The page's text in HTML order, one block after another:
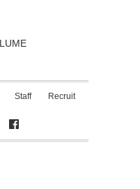
Staff Recruit